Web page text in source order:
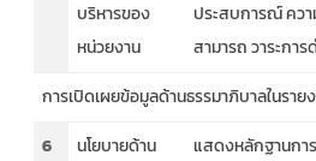
บริหารของ
หน่วยงาน
ประสบการณ์ ควา
สามารถ วาระกา
การเปิดเผยข้อมูลด้านธรรมาภิบาลในราย
6
นโยบายด้าน แสดงหลักฐานกา